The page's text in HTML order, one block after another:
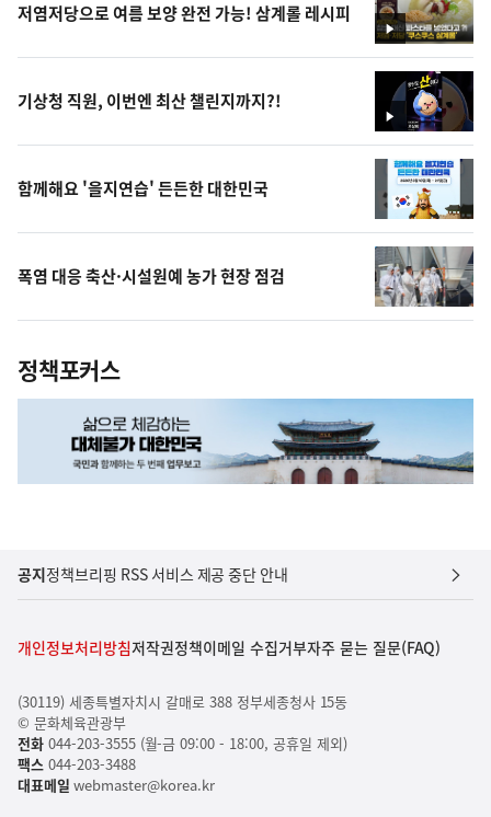
영
상
저염저당으로 여름 보양 완전 가능! 삼계롤 레시피
영
상
기상청 직원, 이번엔 최산 챌린지까지?!
함께해요 '을지연습' 든든한 대한민국
폭염 대응 축산·시설원예 농가 현장 점검
정책포커스
공지정책브리핑 RSS 서비스 제공 중단 안내
개인정보처리방침저작권정책이메일 수집거부자주 묻는 질문(FAQ)
(30119) 세종특별자치시 갈매로 388 정부세종청사 15동
© 문화체육관광부
전화044-203-3555 (월-금 09:00 - 18:00, 공휴일 제외)
팩스044-203-3488
대표메일 webmaster@korea.kr